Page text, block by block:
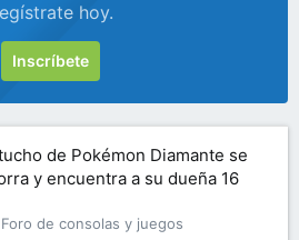
hoy.
Inscríbete
de Pokémon Diamante se
y encuentra a su dueña 16
Foro de consolas y juegos